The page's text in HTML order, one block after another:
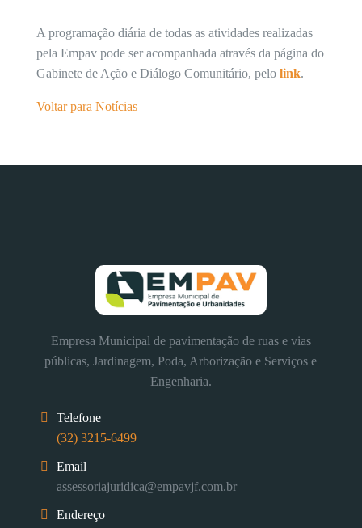
A programação diária de todas as atividades realizadas
pela Empav pode ser acompanhada através da página do
Gabinete de Ação e Diálogo Comunitário, pelolink.
Voltar para Notícias
Empresa Municipal de pavimentação de ruas e vias
públicas, Jardinagem, Poda, Arborização e Serviços e
Engenharia.
Telefone
(32) 3215-6499
Email
assessoriajuridica@empavjf.com.br
Endereço